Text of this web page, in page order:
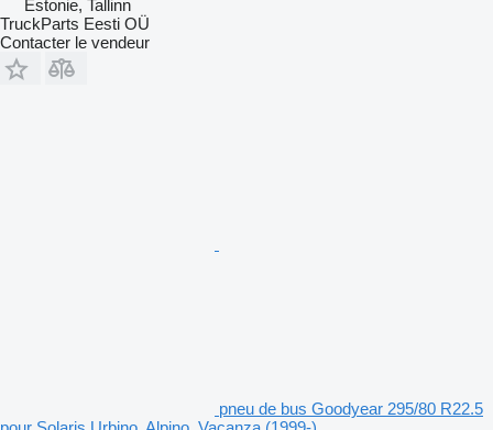
Estonie, Tallinn
TruckParts Eesti OÜ
Contacter le vendeur
pneu de bus Goodyear 295/80 R22.5